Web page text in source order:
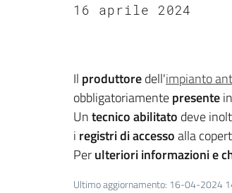
16 aprile 2024
Il produttoredell'impianto
obbligatoriamentepresente
Untecnico abilitato deve
i registri di accessoalla
Perulteriori informazioni e
Ultimo aggiornamento: 16-04-2024